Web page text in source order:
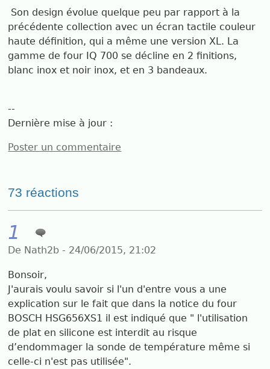
Son design évolue quelque peu par rapport à la
précédente collection avec un écran tactile couleur
haute définition, qui a même une version XL. La
gamme de four IQ 700 se décline en 2 finitions,
blanc inox et noir inox, et en 3 bandeaux.
--
Dernière mise à jour :
Poster un commentaire
73 réactions
1
De Nath2b - 24/06/2015, 21:02
Bonsoir,
J'aurais voulu savoir si l'un d'entre vous a une
explication sur le fait que dans la notice du four
BOSCH HSG656XS1 il est indiqué que " l'utilisation
de plat en silicone est interdit au risque
d’endommager la sonde de température même si
celle-ci n'est pas utilisée".